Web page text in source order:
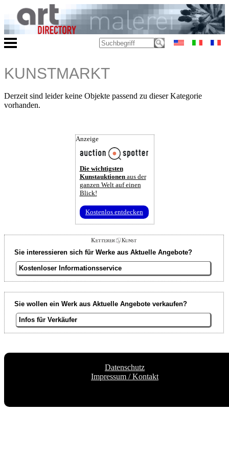
KUNSTMARKT
Derzeit sind leider keine Objekte passend zu dieser Kategorie
vorhanden.
Anzeige
Die wichtigsten
Kunstauktionenaus der
ganzen Welt auf einen
Blick!
Kostenlos entdecken
Sie interessieren sich für Werke aus Aktuelle Angebote?
Kostenloser Informationsservice
Sie wollen ein Werk aus Aktuelle Angebote verkaufen?
Infos für Verkäufer
Datenschutz
Impressum / Kontakt